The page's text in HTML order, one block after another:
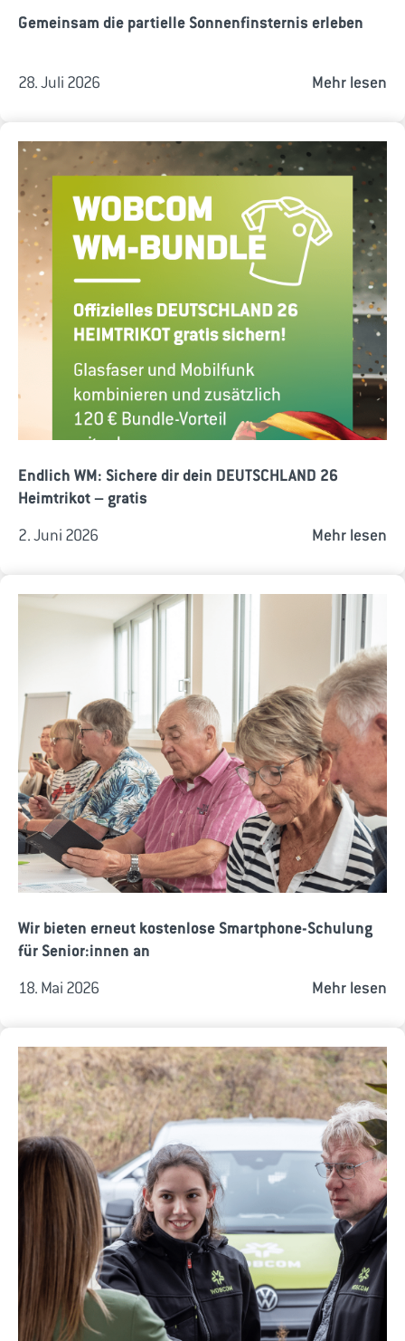
Gemeinsam die partielle Sonnenfinsternis erleben
28. Juli 2026 Mehr lesen
Endlich WM: Sichere dir dein DEUTSCHLAND 26
Heimtrikot – gratis
2. Juni 2026 Mehr lesen
Wir bieten erneut kostenlose Smartphone-Schulung
für Senior:innen an
18. Mai 2026 Mehr lesen